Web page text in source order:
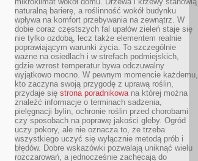
naturalną barierę, a roślinność wokół budynku
wpływa na komfort przebywania na zewnątrz. W
dobie coraz częstszych fal upałów zieleń staje się
nie tylko ozdobą, lecz także elementem realnie
poprawiającym warunki życia. To szczególnie
ważne na osiedlach i w strefach podmiejskich,
gdzie wzrost temperatur bywa odczuwalny
wyjątkowo mocno. W pewnym momencie każdemu,
kto zaczyna swoją przygodę z uprawą roślin,
przydaje się strona poradnikowana której można
znaleźć informacje o terminach sadzenia,
pielęgnacji bylin, ochronie roślin przed chorobami
czy sposobach na poprawę jakości gleby. Ogród
uczy pokory, ale nie oznacza to, że trzeba
wszystkiego uczyć się wyłącznie metodą prób i
błędów. Dobre wskazówki pozwalają uniknąć wielu
rozczarowań, a jednocześnie zachęcają do